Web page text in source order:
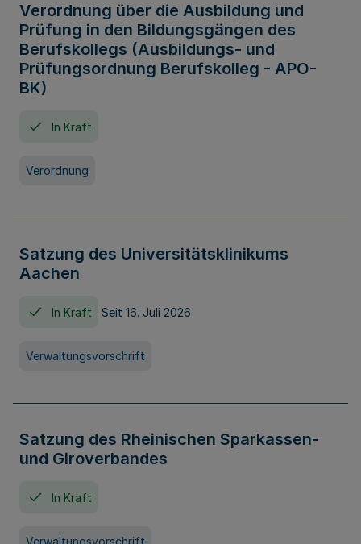
Verordnung über die Ausbildung und
Prüfung in den Bildungsgängen des
Berufskollegs (Ausbildungs- und
Prüfungsordnung Berufskolleg - APO-
BK)
In Kraft
Verordnung
Satzung des Universitätsklinikums
Aachen
In Kraft Seit 16. Juli 2026
Verwaltungsvorschrift
Satzung des Rheinischen Sparkassen-
und Giroverbandes
In Kraft
Verwaltungsvorschrift